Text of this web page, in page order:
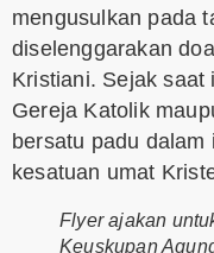
mengusulkan pada
diselenggarakan
Kristiani. Sejak saat
Gereja Katolik
bersatu padu dalam
kesatuan umat
Flyer ajakan
Keuskupan